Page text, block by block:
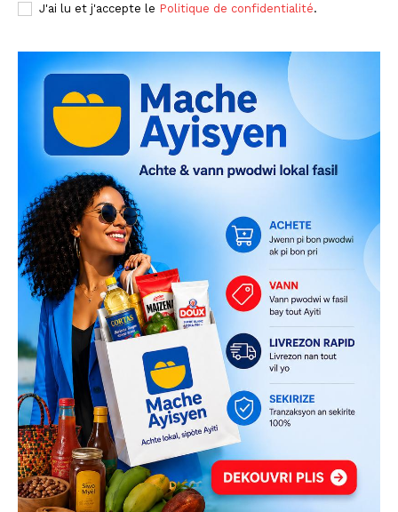
J'ai lu et j'accepte le Politique de confidentialité.